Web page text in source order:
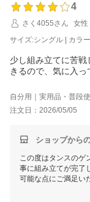
4
さく4055さん
女性
サイズ:シングル | カラ
少し組み立てに苦
きるので、気に入っ
自分用｜実用品・普段
注文日：2026/05/05
ショップから
この度はタンスのゲ
事に組み立てが完了
可能な点にご満足い
もお客様の暮らし